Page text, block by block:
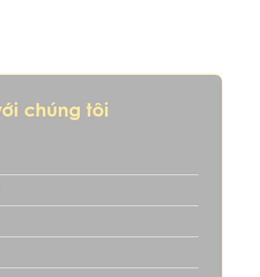
của chủ nhân. Người tuổi Dần, với tính cách
triển bền vững trong sự nghiệp lẫn cuộc sống.
chúng tôi